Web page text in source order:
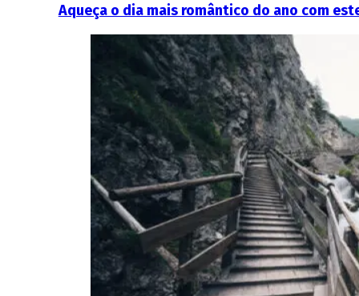
Aqueça o dia mais romântico do ano com